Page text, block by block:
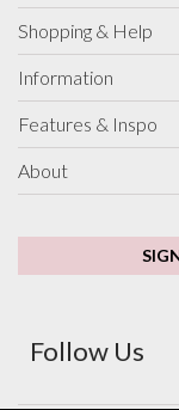
Shopping & Help
Information
Features & Inspo
About
Follow Us